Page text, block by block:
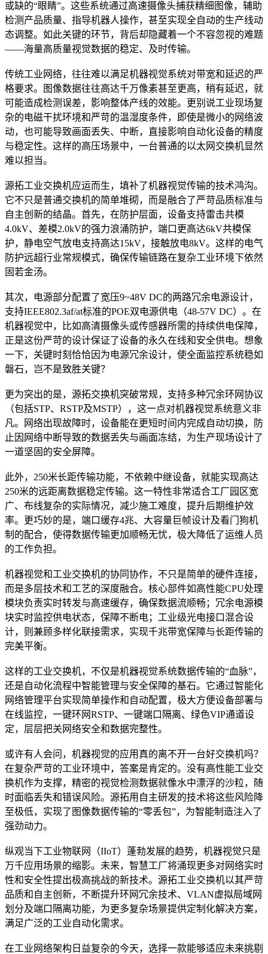
或缺的“眼睛”。这些系统通过高速摄像头捕获精细图像，辅助
检测产品质量、指导机器人操作，甚至实现全自动的生产线动
态调整。如此关键的环节，背后却隐藏着一个不容忽视的难题
——海量高质量视觉数据的稳定、及时传输。
传统工业网络，往往难以满足机器视觉系统对带宽和延迟的严
格要求。图像数据往往高达千万像素甚至更高，稍有延迟，就
可能造成检测误差，影响整体产线的效能。更别说工业现场复
杂的电磁干扰环境和严苛的温湿度条件，即使是微小的网络波
动，也可能导致画面丢失、中断，直接影响自动化设备的精度
与稳定性。这样的高压场景中，一台普通的以太网交换机显然
难以担当。
源拓工业交换机应运而生，填补了机器视觉传输的技术鸿沟。
它不只是普通交换机的简单堆砌，而是融合了严苛品质标准与
自主创新的结晶。首先，在防护层面，设备支持雷击共模
4.0kV、差模2.0kV的强力浪涌防护，端口更高达6kV共模保
护，静电空气放电支持高达15kV，接触放电8kV。这样的电气
防护远超行业常规模式，确保传输链路在复杂工业环境下依然
固若金汤。
其次，电源部分配置了宽压9~48V DC的两路冗余电源设计，
支持IEEE802.3af/at标准的POE双电源供电（48-57V DC）。在
机器视觉中，比如高清摄像头或传感器所需的持续供电保障，
正是这份严苛的设计保证了设备的永久在线和安全供电。想象
一下，关键时刻恰恰因为电源冗余设计，使全面监控系统稳如
磐石，岂不是致胜关键？
更为突出的是，源拓交换机突破常规，支持多种冗余环网协议
（包括STP、RSTP及MSTP），这一点对机器视觉系统意义非
凡。网络出现故障时，设备能在更短时间内完成自动切换，防
止因网络中断导致的数据丢失与画面冻结，为生产现场设计了
一道坚固的安全屏障。
此外，250米长距传输功能，不依赖中继设备，就能实现高达
250米的远距离数据稳定传输。这一特性非常适合工厂园区宽
广、布线复杂的实际情况，减少施工难度，提升后期维护效
率。更巧妙的是，端口缓存4兆、大容量巨帧设计及看门狗机
制的配合，使得数据传输更加顺畅无忧，极大降低了运维人员
的工作负担。
机器视觉和工业交换机的协同协作，不只是简单的硬件连接，
而是多层技术和工艺的深度融合。核心部件如高性能CPU处理
模块负责实时转发与高速缓存，确保数据流顺畅；冗余电源模
块实时监控供电状态，保障不断电；工业级光电接口混合设
计，则兼顾多样化联接需求，实现千兆带宽保障与长距传输的
完美平衡。
这样的工业交换机，不仅是机器视觉系统数据传输的“血脉”，
还是自动化流程中智能管理与安全保障的基石。它通过智能化
网络管理平台实现简单操作和自动配置，极大方便设备部署与
在线监控，一键环网RSTP、一键端口隔离、绿色VIP通道设
定，层层把关网络安全和数据完整性。
或许有人会问，机器视觉的应用真的离不开一台好交换机吗？
在复杂严苛的工业环境中，答案是肯定的。没有高性能工业交
换机作为支撑，精密的视觉检测数据就像水中漂浮的沙粒，随
时面临丢失和错误风险。源拓用自主研发的技术将这些风险降
至极低，实现了图像数据传输的“零丢包”，为智能制造注入了
强劲动力。
纵观当下工业物联网（IIoT）蓬勃发展的趋势，机器视觉只是
万千应用场景的缩影。未来，智慧工厂将涌现更多对网络实时
性和安全性提出极高挑战的新技术。源拓工业交换机以其严苛
品质和自主创新，不断提升环网冗余技术、VLAN虚拟局域网
划分及端口隔离功能，为更多复杂场景提供定制化解决方案，
满足广泛的工业自动化需求。
在工业网络架构日益复杂的今天，选择一款能够适应未来挑剔